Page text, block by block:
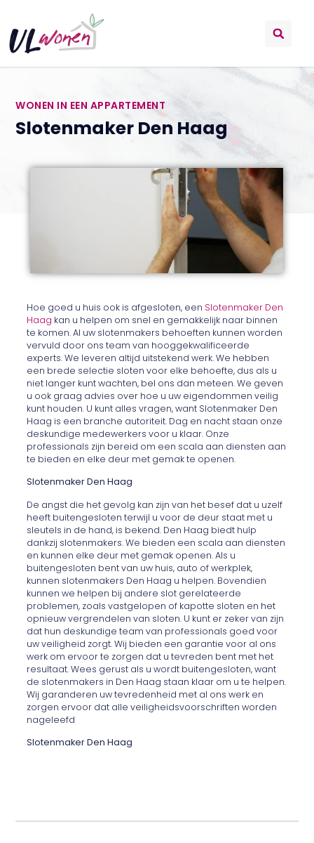
WONEN IN EEN APPARTEMENT
Slotenmaker Den Haag
Hoe goed u huis ook is afgesloten, een Slotenmaker Den
Haag kan u helpen om snel en gemakkelijk naar binnen
te komen. Al uw slotenmakers behoeften kunnen worden
vervuld door ons team van hooggekwalificeerde
experts. We leveren altijd uitstekend werk. We hebben
een brede selectie sloten voor elke behoefte, dus als u
niet langer kunt wachten, bel ons dan meteen. We geven
u ook graag advies over hoe u uw eigendommen veilig
kunt houden. U kunt alles vragen, want Slotenmaker Den
Haag is een branche autoriteit. Dag en nacht staan ​​onze
deskundige medewerkers voor u klaar. Onze
professionals zijn bereid om een ​​scala aan diensten aan
te bieden en elke deur met gemak te openen.
Slotenmaker Den Haag
De angst die het gevolg kan zijn van het besef dat u uzelf
heeft buitengesloten terwijl u voor de deur staat met u
sleutels in de hand, is bekend. Den Haag biedt hulp
dankzij slotenmakers. We bieden een scala aan diensten
en kunnen elke deur met gemak openen. Als u
buitengesloten bent van uw huis, auto of werkplek,
kunnen slotenmakers Den Haag u helpen. Bovendien
kunnen we helpen bij andere slot gerelateerde
problemen, zoals vastgelopen of kapotte sloten en het
opnieuw vergrendelen van sloten. U kunt er zeker van zijn
dat hun deskundige team van professionals goed voor
uw veiligheid zorgt. Wij bieden een garantie voor al ons
werk om ervoor te zorgen dat u tevreden bent met het
resultaat. Wees gerust als u wordt buitengesloten, want
de slotenmakers in Den Haag staan ​​klaar om u te helpen.
Wij garanderen uw tevredenheid met al ons werk en
zorgen ervoor dat alle veiligheidsvoorschriften worden
nageleefd
Slotenmaker Den Haag